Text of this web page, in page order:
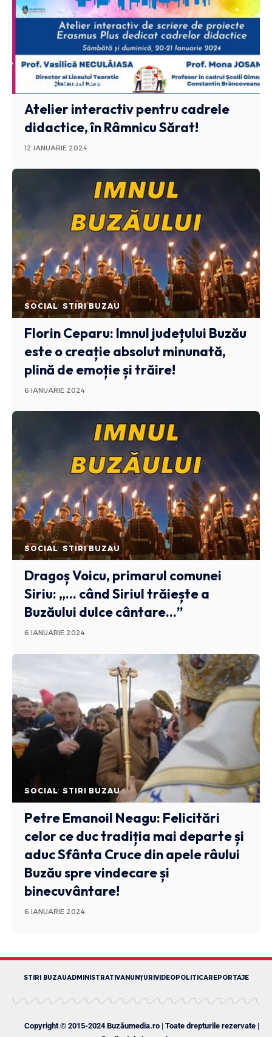
SOCIAL STIRI BUZAU
Atelier interactiv pentru cadrele
didactice, în Râmnicu Sărat!
12 IANUARIE 2024
SOCIAL STIRI BUZAU
Florin Ceparu: Imnul județului Buzău
este o creație absolut minunată,
plină de emoție și trăire!
6 IANUARIE 2024
SOCIAL STIRI BUZAU
Dragoș Voicu, primarul comunei
Siriu: „… când Siriul trăiește a
Buzăului dulce cântare…”
6 IANUARIE 2024
SOCIAL STIRI BUZAU
Petre Emanoil Neagu: Felicitări
celor ce duc tradiția mai departe și
aduc Sfânta Cruce din apele râului
Buzău spre vindecare și
binecuvântare!
6 IANUARIE 2024
STIRI BUZAUADMINISTRATIVANUNȚURIVIDEOPOLITICAREPORTAJE
Copyright © 2015-2024 Buzăumedia.ro | Toate drepturile rezervate |